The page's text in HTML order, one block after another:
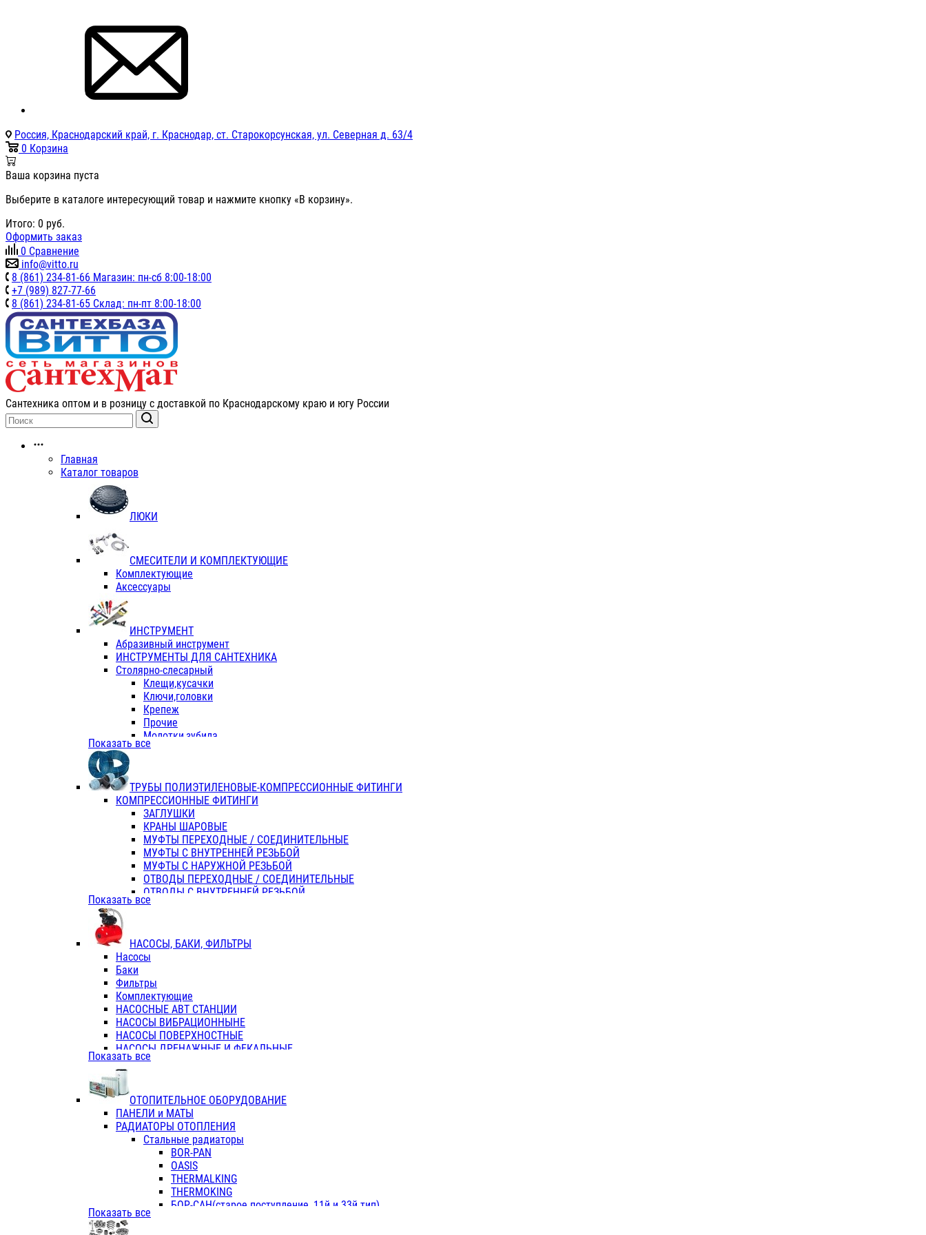
Россия, Краснодарский край, г. Краснодар, ст. Старокорсунская, ул. Северная д. 63/4
0 Корзина
Ваша корзина пуста
Выберите в каталоге интересующий товар и нажмите кнопку «В корзину».
Итого: 0 руб.
Оформить заказ
0 Сравнение
info@vitto.ru
8 (861) 234-81-66 Магазин: пн-сб 8:00-18:00
+7 (989) 827-77-66
8 (861) 234-81-65 Склад: пн-пт 8:00-18:00
Сантехника оптом и в розницу с доставкой по Краснодарскому краю и югу России
Главная
Каталог товаров
ЛЮКИ
СМЕСИТЕЛИ И КОМПЛЕКТУЮЩИЕ
Комплектующие
Аксессуары
ИНСТРУМЕНТ
Абразивный инструмент
ИНСТРУМЕНТЫ ДЛЯ САНТЕХНИКА
Столярно-слесарный
Клещи,кусачки
Ключи,головки
Крепеж
Прочие
Молотки,зубила
Пассатижи,тонкогубцы,утконосы
Отвертки
Хоз. инвентарь
ЭЛ. ИНСТРУМЕНТ OASIS
Показать все
ТРУБЫ ПОЛИЭТИЛЕНОВЫЕ-КОМПРЕССИОННЫЕ ФИТИНГИ
КОМПРЕССИОННЫЕ ФИТИНГИ
ЗАГЛУШКИ
КРАНЫ ШАРОВЫЕ
МУФТЫ ПЕРЕХОДНЫЕ / СОЕДИНИТЕЛЬНЫЕ
МУФТЫ С ВНУТРЕННЕЙ РЕЗЬБОЙ
МУФТЫ С НАРУЖНОЙ РЕЗЬБОЙ
ОТВОДЫ ПЕРЕХОДНЫЕ / СОЕДИНИТЕЛЬНЫЕ
ОТВОДЫ С ВНУТРЕННЕЙ РЕЗЬБОЙ
ОТВОДЫ С НАРУЖНОЙ РЕЗЬБОЙ
ТРОЙНИКИ ПЕРЕХОДНЫЕ / СОЕДИНИТЕЛЬНЫЕ
ТРОЙНИКИ С ВНУТРЕННЕЙ РЕЗЬБОЙ
КОЛЬЦА РЕЗИНОВЫЕ
ТРУБЫ НАПОРНЫЕ
ТРУБЫ ГОФРИРОВАННЫЕ ДВУХСЛ.
ТРУБЫ ПОЛИЭТИЛЕНОВЫЕ
Показать все
НАСОСЫ, БАКИ, ФИЛЬТРЫ
Насосы
Баки
Фильтры
Комплектующие
НАСОСНЫЕ АВТ СТАНЦИИ
НАСОСЫ ВИБРАЦИОННЫНЕ
НАСОСЫ ПОВЕРХНОСТНЫЕ
НАСОСЫ ДРЕНАЖНЫЕ И ФЕКАЛЬНЫЕ
НАСОСЫ ПОВЫСИТ и ЦИРКУЛЯЦИОННЫЕ
НАСОСЫ СКВАЖИННЫЕ
Показать все
ОТОПИТЕЛЬНОЕ ОБОРУДОВАНИЕ
ПАНЕЛИ и МАТЫ
РАДИАТОРЫ ОТОПЛЕНИЯ
Стальные радиаторы
BOR-PAN
OASIS
THERMALKING
THERMOKING
БОР-САН(старое поступление, 11й и 33й тип)
Показать все